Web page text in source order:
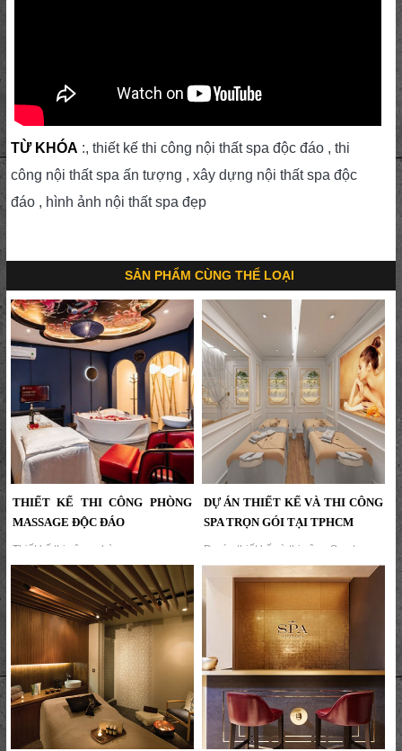
TỪ KHÓA :, thiết kế thi công nội thất spa độc đáo , thi
công nội thất spa ấn tượng , xây dựng nội thất spa độc
đáo , hình ảnh nội thất spa đẹp
SẢN PHẨM CÙNG THỂ LOẠI
THIẾT KẾ THI CÔNG PHÒNG
MASSAGE ĐỘC ĐÁO
Thiết kế thi công phòng massage
độc đáo,Thiết kế và thi công một
phòng massage VIP độc đáo cần sự
kết hợp hài hòa giữa tiện nghi, thẩm
mỹ và chức năng,KTV DECOR tư
vấn và hỗ trợ....
DỰ ÁN THIẾT KẾ VÀ THI CÔNG
SPA TRỌN GÓI TẠI TPHCM
Dự án thiết kế và thi công Spa trọn
gói tại TPHCM, dư án spa nhỏ
nhưng nổi bật và tinh tế , giá thành
tốt canh tranh , khách hàng hài